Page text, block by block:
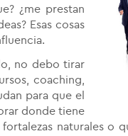
¿me prestan
Esas cosas
no debo tirar
coaching,
para que el
donde tiene
naturales o